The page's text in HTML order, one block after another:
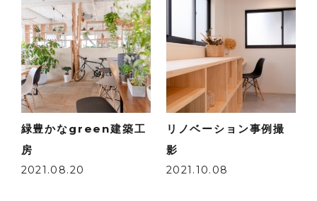
緑豊かなgreen建築工
房
2021.08.20
リノベーション事例撮
影
2021.10.08